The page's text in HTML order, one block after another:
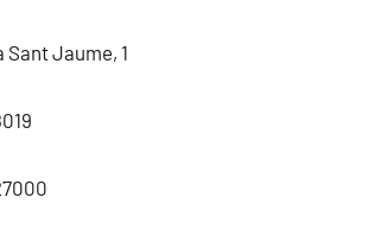
Sant Jaume, 1